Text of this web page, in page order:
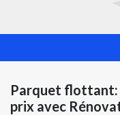
Parquet flottant:
prix avec